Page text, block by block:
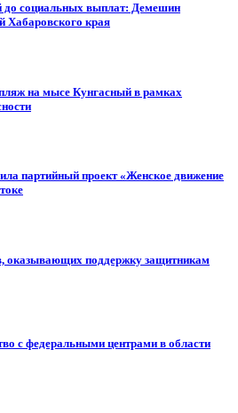
до социальных выплат: Демешин
Хабаровского края
на мысе Кунгасный в рамках
партийный проект «Женское движение
оказывающих поддержку защитникам
с федеральными центрами в области